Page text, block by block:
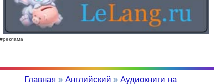
#реклама
Главная »Английский »Аудиокниги на